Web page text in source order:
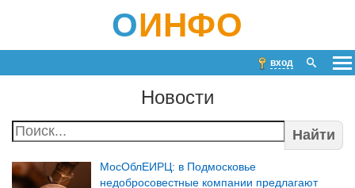
ОИНФО
вход
Новости
Найти
МосОблЕИРЦ: в Подмосковье
недобросовестные компании предлагают